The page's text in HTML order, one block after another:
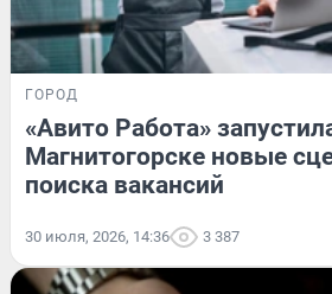
ГОРОД
«Авито Работа»
Магнитогорске новые
поиска вакансий
30 июля, 2026, 14:36 3 387